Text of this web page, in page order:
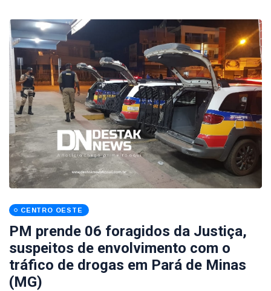
CENTRO OESTE
PM prende 06 foragidos da Justiça,
suspeitos de envolvimento com o
tráfico de drogas em Pará de Minas
(MG)